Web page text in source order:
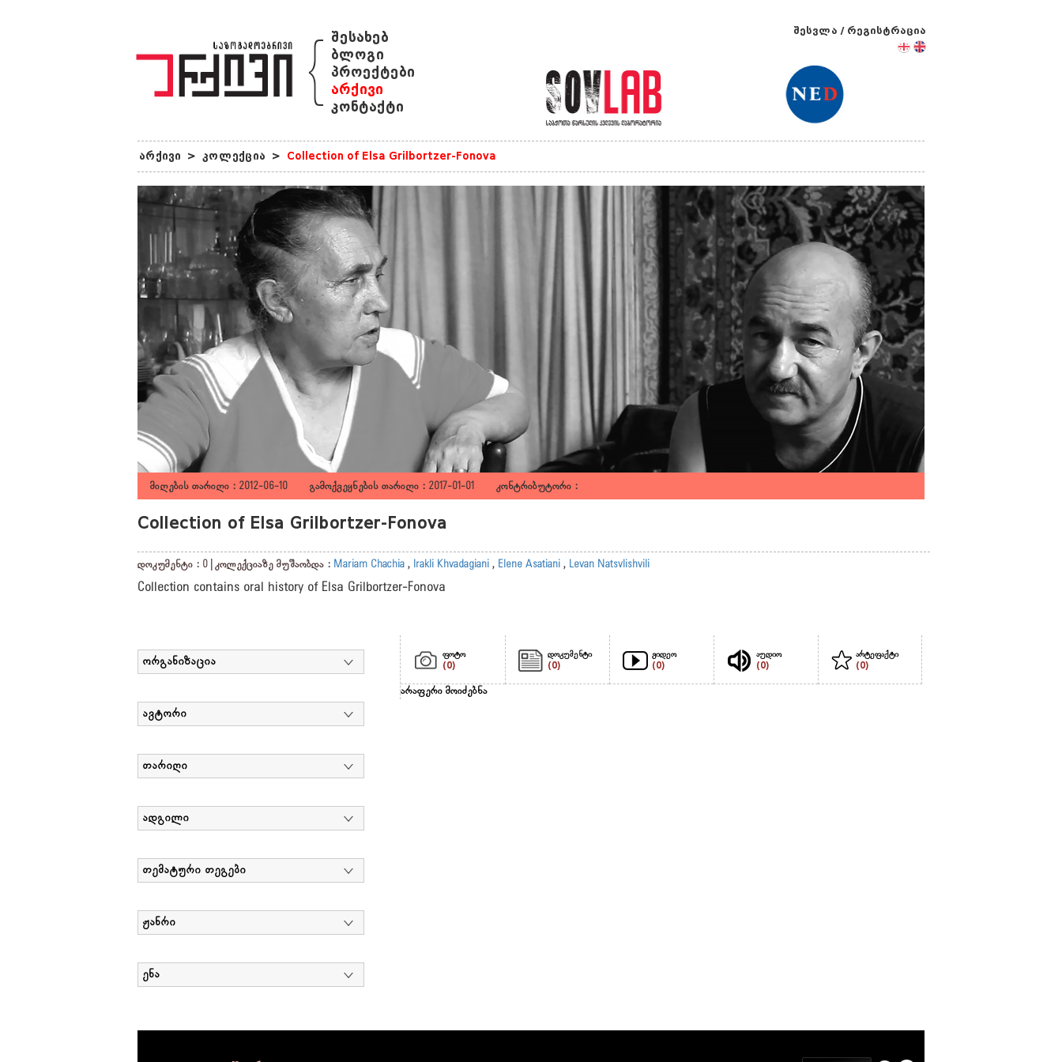
{ შესახებ
ბლოგი
პროექტები
არქივი
კონტაქტი
შესვლა / რეგისტრაცია
არქივი > კოლექცია > Collection of Elsa Grilbortzer-Fonova
მიღების თარიღი : 2012-06-10 გამოქვეყნების თარიღი : 2017-01-01 კონტრიბუტორი :
Collection of Elsa Grilbortzer-Fonova
დოკუმენტი : 0 | კოლექციაზე მუშაობდა : Mariam Chachia , Irakli Khvadagiani , Elene Asatiani , Levan Natsvlishvili
Collection contains oral history of Elsa Grilbortzer-Fonova
ორგანიზაცია
ავტორი
თარიღი
ადგილი
თემატური თეგები
ჟანრი
ენა
ფოტო
(0)
დოკუმენტი
(0)
ვიდეო
(0)
აუდიო
(0)
არტეფაქტი
(0)
არაფერი მოიძებნა